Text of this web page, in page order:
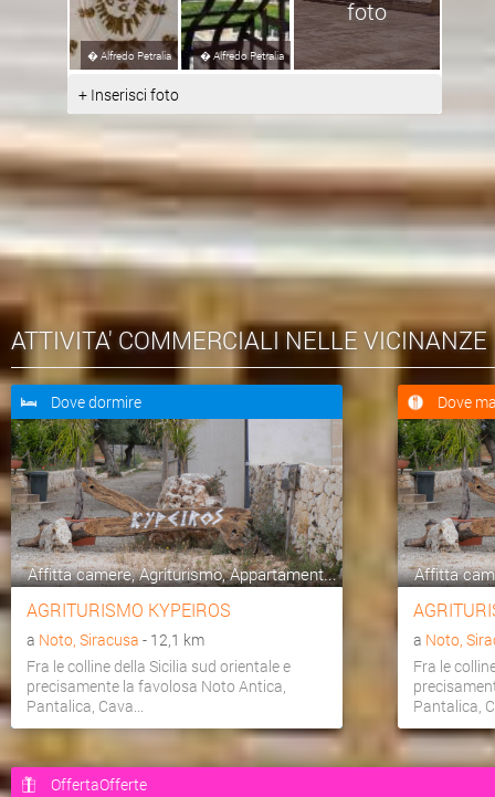
�Alfredo Petralia �Alfredo Petralia
foto
+ Inserisci foto
ATTIVITA' COMMERCIALI NELLE VICINANZE
Dove dormire
Affitta camere, Agriturismo, Appartament...
AGRITURISMO KYPEIROS
a Noto, Siracusa - 12,1 km
Fra le colline della Sicilia sud orientale e
precisamente la favolosa Noto Antica,
Pantalica, Cava...
Dove
Affitta
a Noto,
Fra le
Pantalica,
OffertaOfferte